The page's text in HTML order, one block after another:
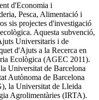
d'Economia i
Pesca, Alimentació i
sis projectes d'investigació
Aquesta subvenció,
Universitaris i de
d'Ajuts a la Recerca en
Ecològica (AGEC 2011).
Universitat de Barcelona
Autònoma de Barcelona
la Universitat de Lleida
Agrolimentàries (IRTA).